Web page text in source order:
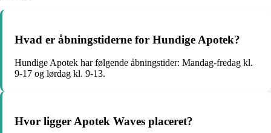
Hvad er åbningstiderne for Hundige Apotek?
Hundige Apotek har følgende åbningstider: Mandag-fredag kl.
9-17 og lørdag kl. 9-13.
Hvor ligger Apotek Waves placeret?